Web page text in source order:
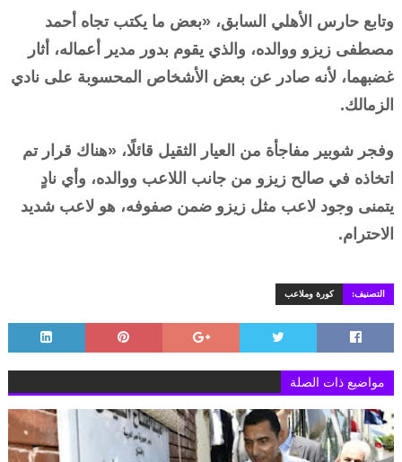
وتابع حارس الأهلي السابق، «بعض ما يكتب تجاه أحمد
مصطفى زيزو ووالده، والذي يقوم بدور مدير أعماله، أثار
غضبهما، لأنه صادر عن بعض الأشخاص المحسوبة على نادي
الزمالك.
وفجر شوبير مفاجأة من العيار الثقيل قائلًا، «هناك قرار تم
اتخاذه في صالح زيزو من جانب اللاعب ووالده، وأي نادٍ
يتمنى وجود لاعب مثل زيزو ضمن صفوفه، هو لاعب شديد
الاحترام.
التصنيف: كورة وملاعب
مواضيع ذات الصلة